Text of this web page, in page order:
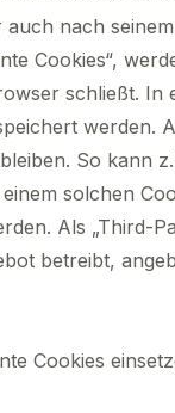
nach
Cookies“,
schließt.
werden.
So kann
solchen
Als „Third-
betreibt,
Cookies